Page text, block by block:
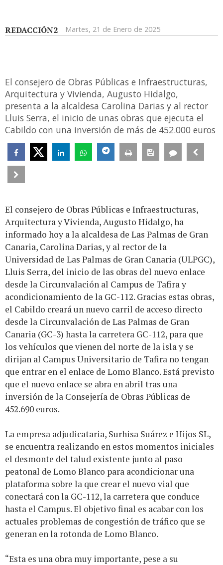
REDACCIÓN2 Martes, 21 de Enero de 2025
El consejero de Obras Públicas e Infraestructuras,
Arquitectura y Vivienda, Augusto Hidalgo,
presenta a la alcaldesa Carolina Darias y al rector
Lluis Serra, el inicio de unas obras que ejecuta el
Cabildo con una inversión de más de 452.000 euros
El consejero de Obras Públicas e Infraestructuras,
Arquitectura y Vivienda, Augusto Hidalgo, ha
informado hoy a la alcaldesa de Las Palmas de Gran
Canaria, Carolina Darias, y al rector de la
Universidad de Las Palmas de Gran Canaria (ULPGC),
Lluis Serra, del inicio de las obras del nuevo enlace
desde la Circunvalación al Campus de Tafira y
acondicionamiento de la GC-112. Gracias estas obras,
el Cabildo creará un nuevo carril de acceso directo
desde la Circunvalación de Las Palmas de Gran
Canaria (GC-3) hasta la carretera GC-112, para que
los vehículos que vienen del norte de la isla y se
dirijan al Campus Universitario de Tafira no tengan
que entrar en el enlace de Lomo Blanco. Está previsto
que el nuevo enlace se abra en abril tras una
inversión de la Consejería de Obras Públicas de
452.690 euros.
La empresa adjudicataria, Surhisa Suárez e Hijos SL,
se encuentra realizando en estos momentos iniciales
el desmonte del talud existente junto al paso
peatonal de Lomo Blanco para acondicionar una
plataforma sobre la que crear el nuevo vial que
conectará con la GC-112, la carretera que conduce
hasta el Campus. El objetivo final es acabar con los
actuales problemas de congestión de tráfico que se
generan en la rotonda de Lomo Blanco.
“Esta es una obra muy importante, pese a su